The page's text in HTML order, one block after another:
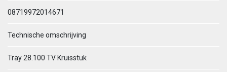
08719972014671
Technische omschrijving
Tray 28.100 TV Kruisstuk